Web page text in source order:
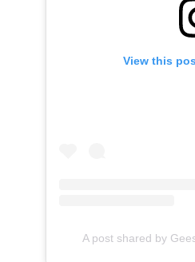
View this
A post shared by